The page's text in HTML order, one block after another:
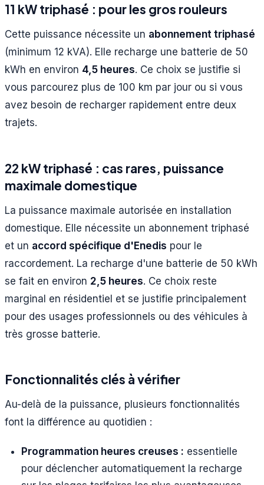
11 kW triphasé : pour les gros rouleurs
Cette puissance nécessite un abonnement triphasé
(minimum 12 kVA). Elle recharge une batterie de 50
kWh en environ 4,5 heures. Ce choix se justifie si
vous parcourez plus de 100 km par jour ou si vous
avez besoin de recharger rapidement entre deux
trajets.
22 kW triphasé : cas rares, puissance
maximale domestique
La puissance maximale autorisée en installation
domestique. Elle nécessite un abonnement triphasé
et un accord spécifique d'Enedis pour le
raccordement. La recharge d'une batterie de 50 kWh
se fait en environ 2,5 heures. Ce choix reste
marginal en résidentiel et se justifie principalement
pour des usages professionnels ou des véhicules à
très grosse batterie.
Fonctionnalités clés à vérifier
Au-delà de la puissance, plusieurs fonctionnalités
font la différence au quotidien :
Programmation heures creuses : essentielle
pour déclencher automatiquement la recharge